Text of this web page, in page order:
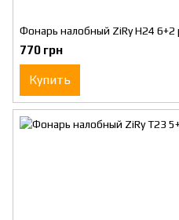
Фонарь налобный ZiRy H24
770 грн
Купить